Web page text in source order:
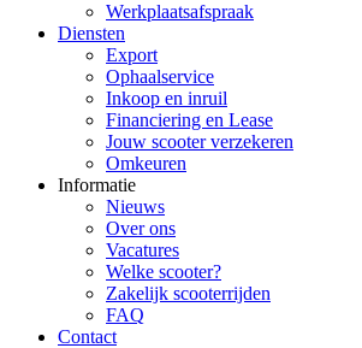
Werkplaatsafspraak
Diensten
Export
Ophaalservice
Inkoop en inruil
Financiering en Lease
Jouw scooter verzekeren
Omkeuren
Informatie
Nieuws
Over ons
Vacatures
Welke scooter?
Zakelijk scooterrijden
FAQ
Contact